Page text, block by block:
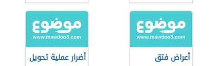
أعراض فتق
أضرار عملية تحويل